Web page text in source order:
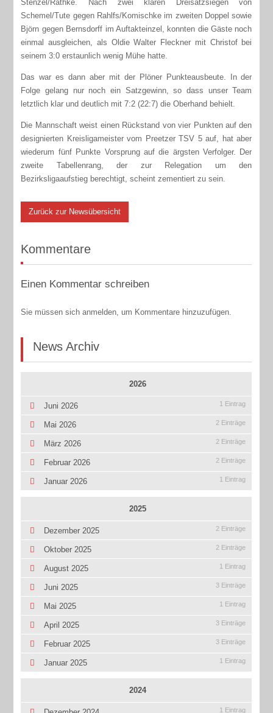
Stenzel/Rathke. Nach zwei klaren Dreisatzsiegen von
Schemel/Tute gegen Rahlfs/Komischke im zweiten Doppel sowie
Björn gegen Bernsdorff im Auftakteinzel, konnten die Gäste noch
einmal ausgleichen, als Oldie Walter Fleckner mit Christof bei
seinem 3:0 erstaunlich wenig Mühe hatte.
Das war es dann aber mit der Plöner Punkteausbeute. In der
Folge gelang nur noch ein Satzgewinn, so dass unser Team
letztlich klar und deutlich mit 7:2 (22:7) die Oberhand behielt.
Die Mannschaft weist einen Rückstand von vier Punkten auf den
designierten Kreisligameister vom Preetzer TSV 5 auf, hat aber
wiederum fünf Punkte Vorsprung auf die ärgsten Verfolger. Der
zweite Tabellenrang, der zur Relegation um den
Bezirksligaaufstieg berechtigt, scheint zementiert zu sein.
Zurück zur Newsübersicht
Kommentare
Einen Kommentar schreiben
Sie müssen sich anmelden, um Kommentare hinzuzufügen.
News Archiv
2026
Juni 2026 1 Eintrag
Mai 2026 2 Einträge
März 2026 2 Einträge
Februar 2026 2 Einträge
Januar 2026 1 Eintrag
2025
Dezember 2025 2 Einträge
Oktober 2025 2 Einträge
August 2025 1 Eintrag
Juni 2025 3 Einträge
Mai 2025 1 Eintrag
April 2025 3 Einträge
Februar 2025 3 Einträge
Januar 2025 1 Eintrag
2024
1 Eintrag